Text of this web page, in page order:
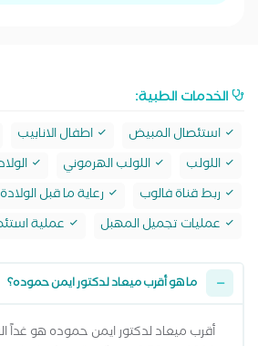
الخدمات الطبية:
استئصال المبيض اطفال الانابيب
اللولب
اللولب الهرموني
ربط قناة فالوب
رعاية ما قبل
عمليات تجميل المهبل
عملية
ما هو أقرب ميعاد لدكتور ايمن حموده؟